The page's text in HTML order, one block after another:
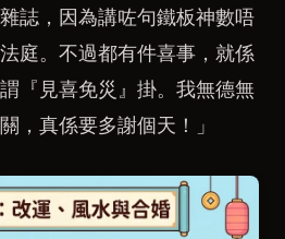
誌，因為講咗句鐵板神數唔
庭。不過都有件喜事，就係
『見喜免災』掛。我無德無
，真係要多謝個天！」